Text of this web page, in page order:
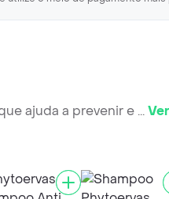
ajuda a prevenir e ...